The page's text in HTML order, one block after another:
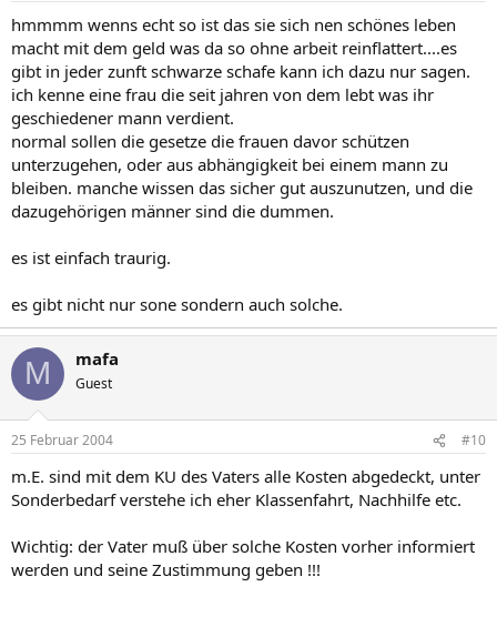
hmmmm wenns echt so ist das sie sich nen schönes leben
macht mit dem geld was da so ohne arbeit reinflattert....es
gibt in jeder zunft schwarze schafe kann ich dazu nur sagen.
ich kenne eine frau die seit jahren von dem lebt was ihr
geschiedener mann verdient.
normal sollen die gesetze die frauen davor schützen
unterzugehen, oder aus abhängigkeit bei einem mann zu
bleiben. manche wissen das sicher gut auszunutzen, und die
dazugehörigen männer sind die dummen.
es ist einfach traurig.
es gibt nicht nur sone sondern auch solche.
M mafa
Guest
25 Februar 2004 #10
m.E. sind mit dem KU des Vaters alle Kosten abgedeckt, unter
Sonderbedarf verstehe ich eher Klassenfahrt, Nachhilfe etc.
Wichtig: der Vater muß über solche Kosten vorher informiert
werden und seine Zustimmung geben !!!